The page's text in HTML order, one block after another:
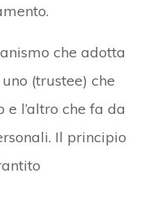
che adotta
(trustee) che
l’altro che fa da
Il principio